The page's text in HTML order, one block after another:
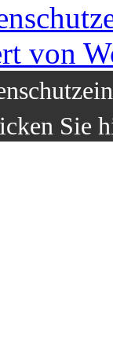
von
Sie